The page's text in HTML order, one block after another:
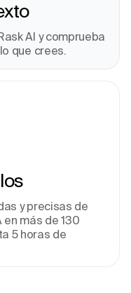
AI y comprueba
que crees.
y precisas de
en más de 130
5 horas de